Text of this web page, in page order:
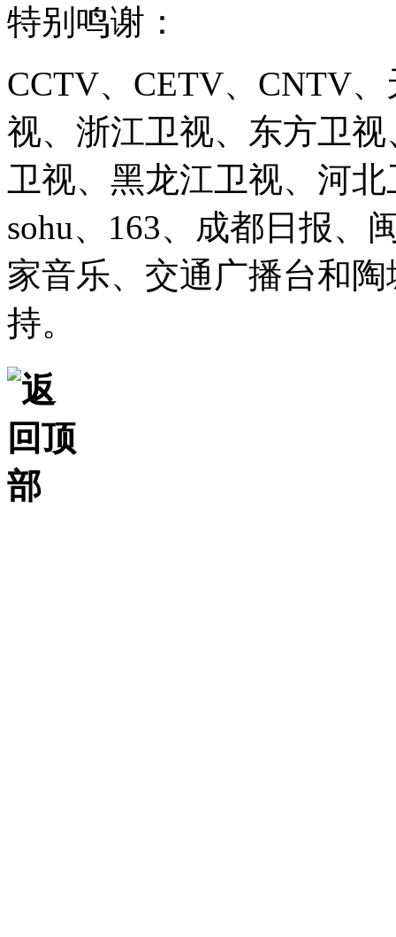
特别鸣谢：
CCTV、CETV、CNTV
视、浙江卫视、东方卫
卫视、黑龙江卫视、河北
sohu、163、成都日报、
家音乐、交通广播台和
持。